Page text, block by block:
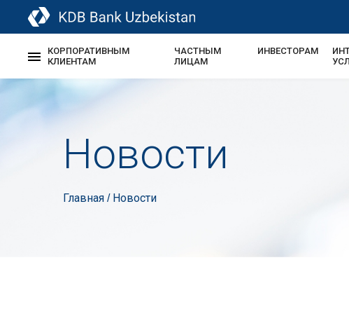
КОРПОРАТИВНЫМ
КЛИЕНТАМ
ЧАСТНЫМ
ЛИЦАМ
ИНВЕСТОРАМ
Новости
Главная / Новости